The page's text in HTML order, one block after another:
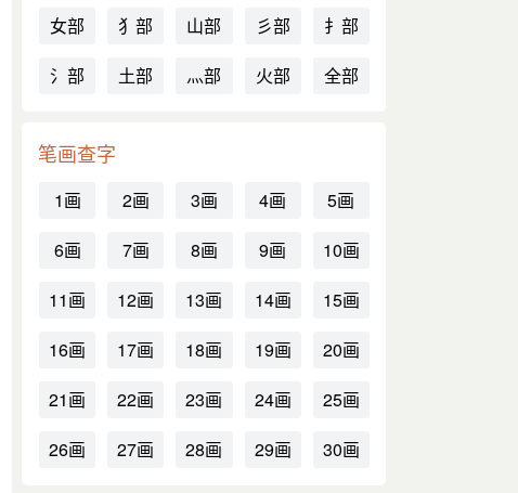
女部
犭部 山部 彡部
扌部
氵部
土部 灬部 火部 全部
笔画查字
1画 2画 3画 4画
5画
6画
7画 8画 9画
10画
11画
12画 13画 14画
15画
16画
17画 18画 19画
20画
21画
22画 23画 24画
25画
26画
27画 28画 29画 30画